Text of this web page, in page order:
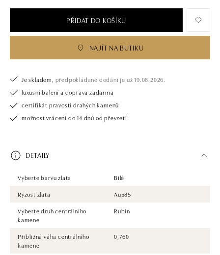
PŘIDAT DO KOŠÍKU
NAJÍT NA BUTIKU
Je skladem, předpokládané dodání je už 19.08.2026.
luxusní balení a doprava zadarma
certifikát pravosti drahých kamenů
možnost vrácení do 14 dnů od převzetí
DETAILY
Vyberte barvu zlata
Bílé
Ryzost zlata
Au585
Vyberte druh centrálního
kamene
Rubín
Přibližná váha centrálního
kamene
0,760